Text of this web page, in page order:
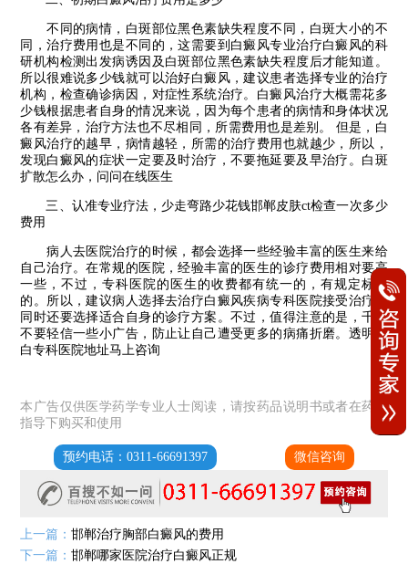
不同的病情，白斑部位黑色素缺失程度不同，白斑大小的不
同，治疗费用也是不同的，这需要到白癜风专业治疗白癜风的科
研机构检测出发病诱因及白斑部位黑色素缺失程度后才能知道。
所以很难说多少钱就可以治好白癜风，建议患者选择专业的治疗
机构，检查确诊病因，对症性系统治疗。白癜风治疗大概需花多
少钱根据患者自身的情况来说，因为每个患者的病情和身体状况
各有差异，治疗方法也不尽相同，所需费用也是差别。 但是，白
癜风治疗的越早，病情越轻，所需的治疗费用也就越少，所以，
发现白癜风的症状一定要及时治疗，不要拖延要及早治疗。白斑
扩散怎么办，问问在线医生
三、认准专业疗法，少走弯路少花钱邯郸皮肤ct检查一次多少
费用
病人去医院治疗的时候，都会选择一些经验丰富的医生来给
自己治疗。在常规的医院，经验丰富的医生的诊疗费用相对要高
一些，不过，专科医院的医生的收费都有统一的，有规定标准
的。所以，建议病人选择去治疗白癜风疾病专科医院接受治疗，
同时还要选择适合自身的诊疗方案。不过，值得注意的是，千万
不要轻信一些小广告，防止让自己遭受更多的病痛折磨。透明祛
白专科医院地址马上咨询
本广告仅供医学药学专业人士阅读，请按药品说明书或者在药师
指导下购买和使用
预约电话：0311-66691397 微信咨询
上一篇：邯郸治疗胸部白癜风的费用
下一篇：邯郸哪家医院治疗白癜风正规